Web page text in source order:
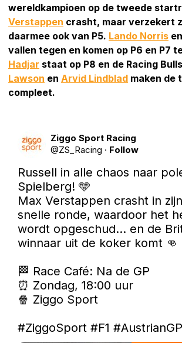
wereldkampioen op de tweede
Verstappen crasht, maar verzekert
daarmee ook van P5. Lando Norris en
vallen tegen en komen op P6 en P7
Hadjar staat op P8 en de Racing
Lawson en Arvid Lindblad maken de
compleet.
Ziggo Sport Racing
@ZS_Racing · Follow
Russell in alle chaos naar
Spielberg! 🩵
Max Verstappen crasht in
snelle ronde, waardoor het
wordt opgeschud... en de
winnaar uit de koker komt 👊
🏁 Race Café: Na de GP
⏰ Zondag, 18:00 uur
🍿 Ziggo Sport
#ZiggoSport #F1 #AustrianGP